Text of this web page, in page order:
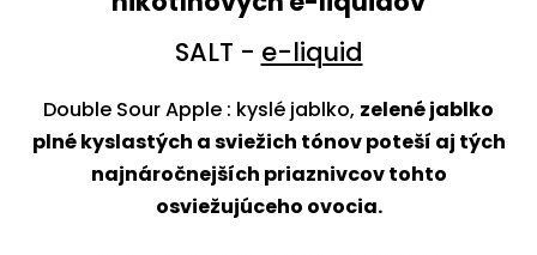
SALT - e-liquid
Double Sour Apple : kyslé jablko, zelené jablko
plné kyslastých a sviežich tónov poteší aj tých
najnáročnejších priaznivcov tohto
osviežujúceho ovocia.